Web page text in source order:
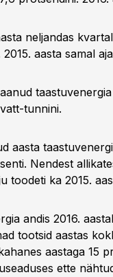
neljandas
aasta samal
tunnini.
aasta
Nendest
toodeti ka 2015.
andis 2016.
tootsid aastas
aastaga 15
ette